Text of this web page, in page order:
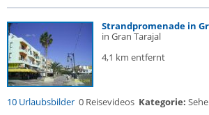
Strandpromenade in
in Gran Tarajal
4,1 km entfernt
10 Urlaubsbilder 0 Reisevideos Kategorie: